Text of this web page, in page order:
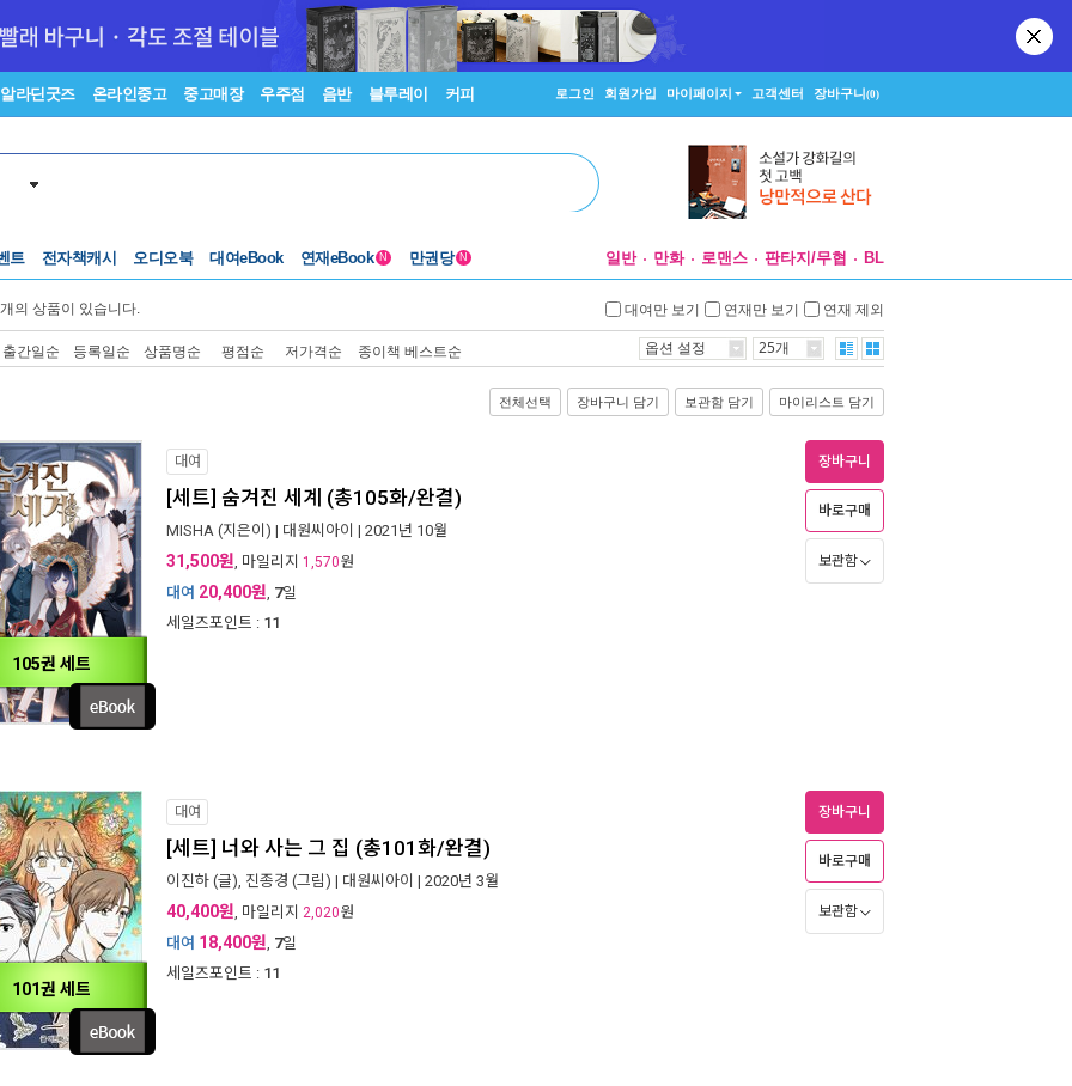
알라딘굿즈 온라인중고 중고매장 우주점 음반 블루레이 커피 로그인 회원가입 마이페이지 고객센터 장바구니(0)
트 전자책캐시 오디오북 대여eBook 연재eBook N 만권당 N 일반 만화 로맨스 판타지/무협 BL
개의 상품이 있습니다. 대여만 보기 연재만 보기 연재 제외
출간일순 등록일순 상품명순 평점순 저가격순 종이책 베스트순 옵션 설정 25개
전체선택 장바구니 담기 보관함 담기 마이리스트 담기
105권 세트
대여
[세트] 숨겨진 세계 (총105화/완결)
MISHA (지은이) | 대원씨아이 | 2021년 10월
31,500원, 마일리지 1,570원
대여 20,400원, 7일
세일즈포인트 : 11
장바구니
바로구매
보관함
101권 세트
대여
[세트] 너와 사는 그 집 (총101화/완결)
이진하 (글), 진종경 (그림) | 대원씨아이 | 2020년 3월
40,400원, 마일리지 2,020원
대여 18,400원, 7일
세일즈포인트 : 11
장바구니
바로구매
보관함